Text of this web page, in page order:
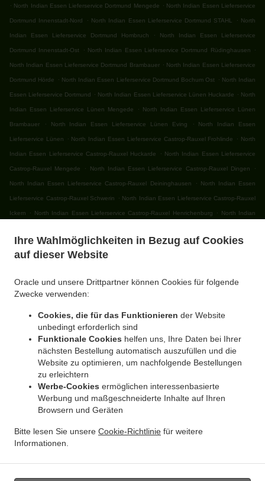
Ihre Wahlmöglichkeiten in Bezug auf Cookies
auf dieser Website
Oracle und unsere Drittpartner können Cookies für folgende
Zwecke verwenden:
Cookies, die für das Funktionieren der Website
unbedingt erforderlich sind
Funktionale Cookies helfen uns, Ihre Daten bei Ihrer
nächsten Bestellung automatisch auszufüllen und die
Website zu optimieren, um nachfolgende Bestellungen
zu erleichtern
Werbe-Cookies ermöglichen interessenbasierte
Werbung und maßgeschneiderte Inhalte auf Ihren
Browsern und Geräten
Bitte lesen Sie unsere Cookie-Richtlinie für weitere
Informationen.
. North Indian Essen Lieferservice Dortmund Mengede . North Indian Essen Lieferservice
Dortmund Innenstadt-Nord . North Indian Essen Lieferservice Dortmund STAHL . North
Indian Essen Lieferservice Dortmund Hombruch . North Indian Essen Lieferservice
Dortmund Innenstadt-Ost . North Indian Essen Lieferservice Dortmund Rüdinghausen .
North Indian Essen Lieferservice Dortmund Brambauer . North Indian Essen Lieferservice
Dortmund Hörde . North Indian Essen Lieferservice Dortmund Bochum Ost . North Indian
Essen Lieferservice Dortmund . North Indian Essen Lieferservice Lünen Huckarde . North
Indian Essen Lieferservice Lünen Mengede . North Indian Essen Lieferservice Lünen
Brambauer . North Indian Essen Lieferservice Lünen Eving . North Indian Essen
Lieferservice Lünen . North Indian Essen Lieferservice Castrop-Rauxel Frohlinde . North
Indian Essen Lieferservice Castrop-Rauxel Huckarde . North Indian Essen Lieferservice
Castrop-Rauxel Mengede . North Indian Essen Lieferservice Castrop-Rauxel Dingen .
North Indian Essen Lieferservice Castrop-Rauxel Deininghausen . North Indian Essen
Lieferservice Castrop-Rauxel Schwerin . North Indian Essen Lieferservice Castrop-Rauxel
Ickern . North Indian Essen Lieferservice Castrop-Rauxel Henrichenburg . North Indian
Rauxel Rauxel . North Indian Essen Lieferservice Castrop-Rauxel Bladenhorst . North
Indian Essen Lieferservice Castrop-Rauxel Habinghorst
Indian Essen Lieferservice Witten Stockum . North Indian Essen Lieferservice Witten
Essen Lieferservice Witten Bochum Ost . North Indian Essen Lieferservice Witten
Vöckenberg . North Indian Essen Lieferservice Witten Rüdinghausen
Essen Lieferservice Witten North Indian Essen Lieferservice Bochum Langendreer
North Indian Essen Lieferservice Bochum Werne North Indian Essen Lieferservice
Bochum Bochum Ost . North Indian Essen Lieferservice Bochum Lütgendortmund
Indian Essen Lieferservice Bochum . North Indian Essen Lieferservice Siebenplaneten
North Indian Essen Lieferservice Mengede
Essen Lieferservice Waltrop Ickern . North Indian Essen Lieferservice Waltrop Brambauer
. Essen zum mitnehmen und zum Liefern